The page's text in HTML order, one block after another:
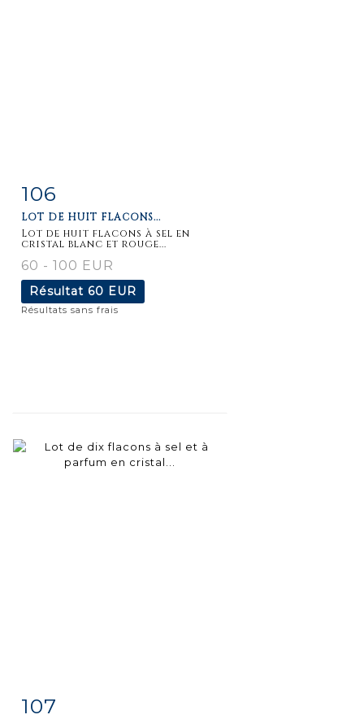
Fiche
106
LOT DE HUIT FLACONS...
Lot de huit flacons à sel en
cristal blanc et rouge...
60 - 100 EUR
Résultat 60 EUR
Résultats sans frais
Fiche
107